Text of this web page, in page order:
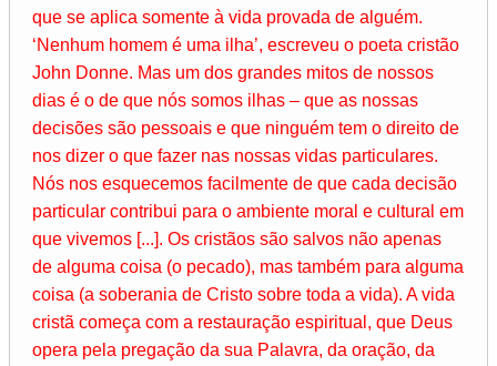
que se aplica somente à vida provada de alguém.
‘Nenhum homem é uma ilha’, escreveu o poeta cristão
John Donne. Mas um dos grandes mitos de nossos
dias é o de que nós somos ilhas – que as nossas
decisões são pessoais e que ninguém tem o direito de
nos dizer o que fazer nas nossas vidas particulares.
Nós nos esquecemos facilmente de que cada decisão
particular contribui para o ambiente moral e cultural em
que vivemos [...]. Os cristãos são salvos não apenas
de alguma coisa (o pecado), mas também para alguma
coisa (a soberania de Cristo sobre toda a vida). A vida
cristã começa com a restauração espiritual, que Deus
opera pela pregação da sua Palavra, da oração, da